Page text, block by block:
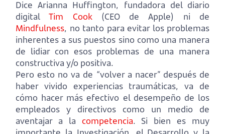
Dice Arianna Huffington, fundadora del diario
digitalTim Cook(CEO de Apple) ni de
Mindfulness, no tanto para evitar los problemas
inherentes a sus puestos sino como una manera
de lidiar con esos problemas de una manera
constructiva y/o positiva.
Pero esto no va de “volver a nacer” después de
haber vivido experiencias traumáticas, va de
cómo hacer más efectivo el desempeño de los
empleados y directivos como un medio de
aventajar a la competencia. Si bien es muy